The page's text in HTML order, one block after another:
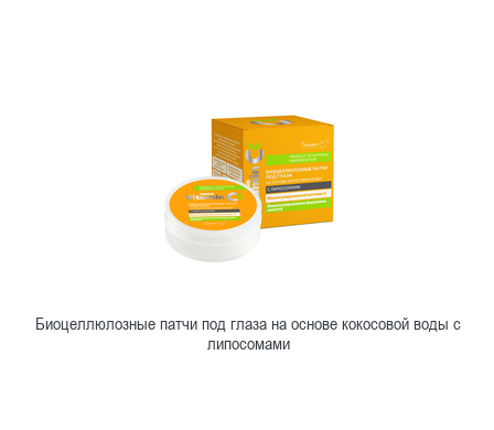
Биоцеллюлозные патчи под глаза на основе кокосовой воды с
липосомами